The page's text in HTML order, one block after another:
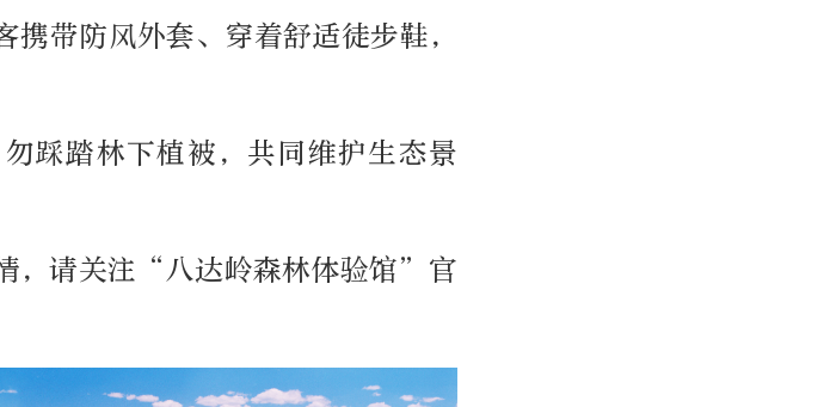
带防风外套、穿着舒适徒步鞋，
踩踏林下植被，共同维护生态景
，请关注“八达岭森林体验馆”官